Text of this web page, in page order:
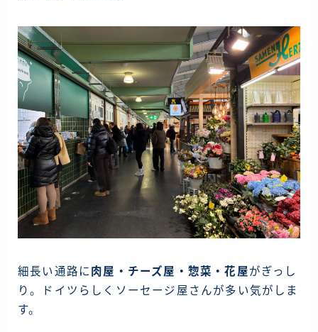
細長い通路に 肉屋・チーズ屋・惣菜・花屋がぎっし
り。ドイツらしくソーセージ屋さんが多い気がしま
す。